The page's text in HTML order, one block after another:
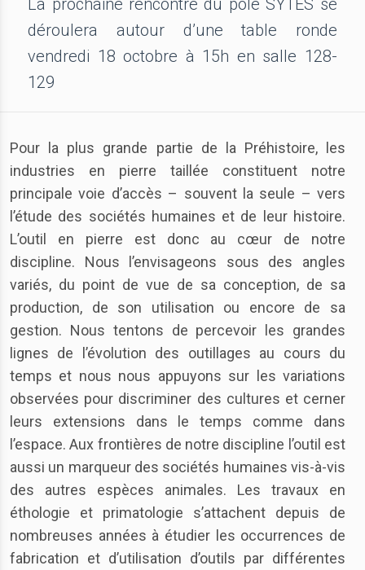
La prochaine rencontre du pôle SYTES se
déroulera autour d’une table ronde
vendredi 18 octobre à 15h en salle 128-
129
Pour la plus grande partie de la Préhistoire, les
industries en pierre taillée constituent notre
principale voie d’accès – souvent la seule – vers
l’étude des sociétés humaines et de leur histoire.
L’outil en pierre est donc au cœur de notre
discipline. Nous l’envisageons sous des angles
variés, du point de vue de sa conception, de sa
production, de son utilisation ou encore de sa
gestion. Nous tentons de percevoir les grandes
lignes de l’évolution des outillages au cours du
temps et nous nous appuyons sur les variations
observées pour discriminer des cultures et cerner
leurs extensions dans le temps comme dans
l’espace. Aux frontières de notre discipline l’outil est
aussi un marqueur des sociétés humaines vis-à-vis
des autres espèces animales. Les travaux en
éthologie et primatologie s’attachent depuis de
nombreuses années à étudier les occurrences de
fabrication et d’utilisation d’outils par différentes